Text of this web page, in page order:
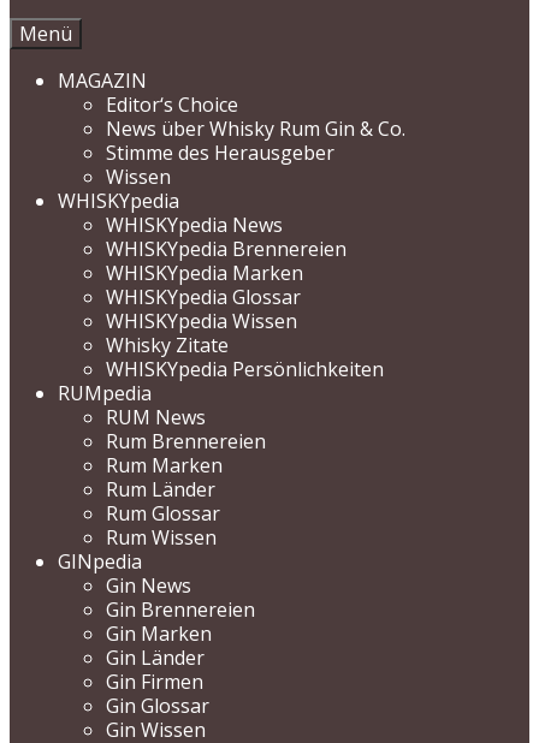
Menü
MAGAZIN
Editor‘s Choice
News über Whisky Rum Gin & Co.
Stimme des Herausgeber
Wissen
WHISKYpedia
WHISKYpedia News
WHISKYpedia Brennereien
WHISKYpedia Marken
WHISKYpedia Glossar
WHISKYpedia Wissen
Whisky Zitate
WHISKYpedia Persönlichkeiten
RUMpedia
RUM News
Rum Brennereien
Rum Marken
Rum Länder
Rum Glossar
Rum Wissen
GINpedia
Gin News
Gin Brennereien
Gin Marken
Gin Länder
Gin Firmen
Gin Glossar
Gin Wissen